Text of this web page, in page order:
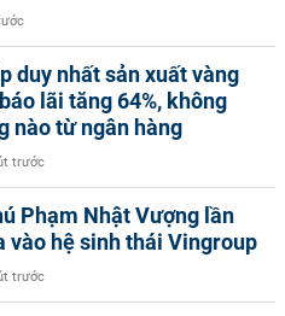
duy nhất sản xuất vàng
lãi tăng 64%, không
nào từ ngân hàng
trước
Phạm Nhật Vượng lần
vào hệ sinh thái Vingroup
trước